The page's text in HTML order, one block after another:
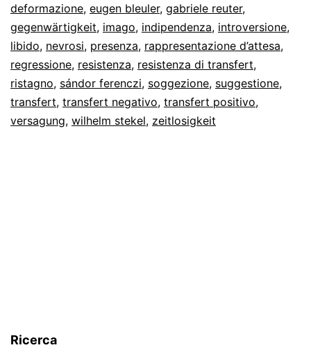
Freud
deformazione, eugen bleuler, gabriele reuter,
gegenwärtigkeit, imago, indipendenza, introversione,
libido, nevrosi, presenza, rappresentazione d’attesa,
regressione, resistenza, resistenza di transfert,
ristagno, sándor ferenczi, soggezione, suggestione,
transfert, transfert negativo, transfert positivo,
versagung, wilhelm stekel, zeitlosigkeit
Ricerca